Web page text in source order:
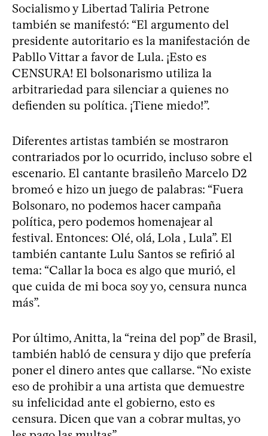
Socialismo y Libertad Taliria Petrone
también se manifestó: “El argumento del
presidente autoritario es la manifestación de
Pabllo Vittar a favor de Lula. ¡Esto es
CENSURA! El bolsonarismo utiliza la
arbitrariedad para silenciar a quienes no
defienden su política. ¡Tiene miedo!”.
Diferentes artistas también se mostraron
contrariados por lo ocurrido, incluso sobre el
escenario. El cantante brasileño Marcelo D2
bromeó e hizo un juego de palabras: “Fuera
Bolsonaro, no podemos hacer campaña
política, pero podemos homenajear al
festival. Entonces: Olé, olá, Lola , Lula”. El
también cantante Lulu Santos se refirió al
tema: “Callar la boca es algo que murió, el
que cuida de mi boca soy yo, censura nunca
más”.
Por último, Anitta, la “reina del pop” de Brasil,
también habló de censura y dijo que prefería
poner el dinero antes que callarse. “No existe
eso de prohibir a una artista que demuestre
su infelicidad ante el gobierno, esto es
censura. Dicen que van a cobrar multas, yo